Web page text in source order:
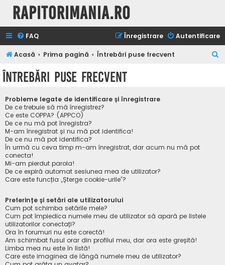
Rapitorimania.ro
FAQ Autentificare
Înregistrare
Acasă Prima pagină Întrebări puse frecvent
Întrebări puse frecvent
Probleme legate de identificare și înregistrare
De ce trebuie să mă înregistrez?
Ce este COPPA? (APPCO)
De ce nu mă pot înregistra?
M-am înregistrat și nu mă pot identifica!
De ce nu mă pot identifica?
În urmă cu ceva timp m-am înregistrat, dar acum nu mă pot
conecta!
Mi-am pierdut parola!
De ce expiră automat sesiunea mea de utilizator?
Care este funcția „Șterge cookie-urile”?
Preferințe și setări ale utilizatorului
Cum pot schimba setările mele?
Cum pot împiedica numele meu de utilizator să apară pe listele
utilizatorilor conectați?
Ora în forumuri nu este corectă!
Am schimbat fusul orar din profilul meu, dar ora este greșită!
Limba mea nu este în listă!
Care este imaginea de lângă numele meu de utilizator?